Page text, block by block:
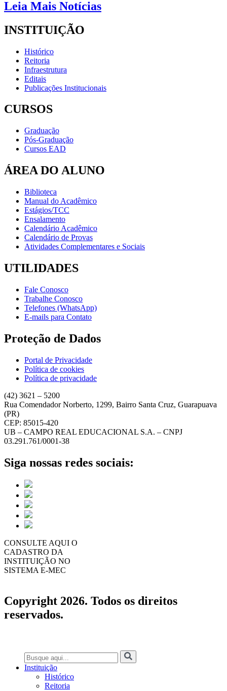
Leia Mais Notícias
INSTITUIÇÃO
Histórico
Reitoria
Infraestrutura
Editais
Publicações Institucionais
CURSOS
Graduação
Pós-Graduação
Cursos EAD
ÁREA DO ALUNO
Biblioteca
Manual do Acadêmico
Estágios/TCC
Ensalamento
Calendário Acadêmico
Calendário de Provas
Atividades Complementares e Sociais
UTILIDADES
Fale Conosco
Trabalhe Conosco
Telefones (WhatsApp)
E-mails para Contato
Proteção de Dados
Portal de Privacidade
Política de cookies
Política de privacidade
(42) 3621 – 5200
Rua Comendador Norberto, 1299, Bairro Santa Cruz, Guarapuava
(PR)
CEP: 85015-420
UB – CAMPO REAL EDUCACIONAL S.A. – CNPJ
03.291.761/0001-38
Siga nossas redes sociais:
CONSULTE AQUI O
CADASTRO DA
INSTITUIÇÃO NO
SISTEMA E-MEC
Copyright 2026. Todos os direitos
reservados.
Instituição
Histórico
Reitoria